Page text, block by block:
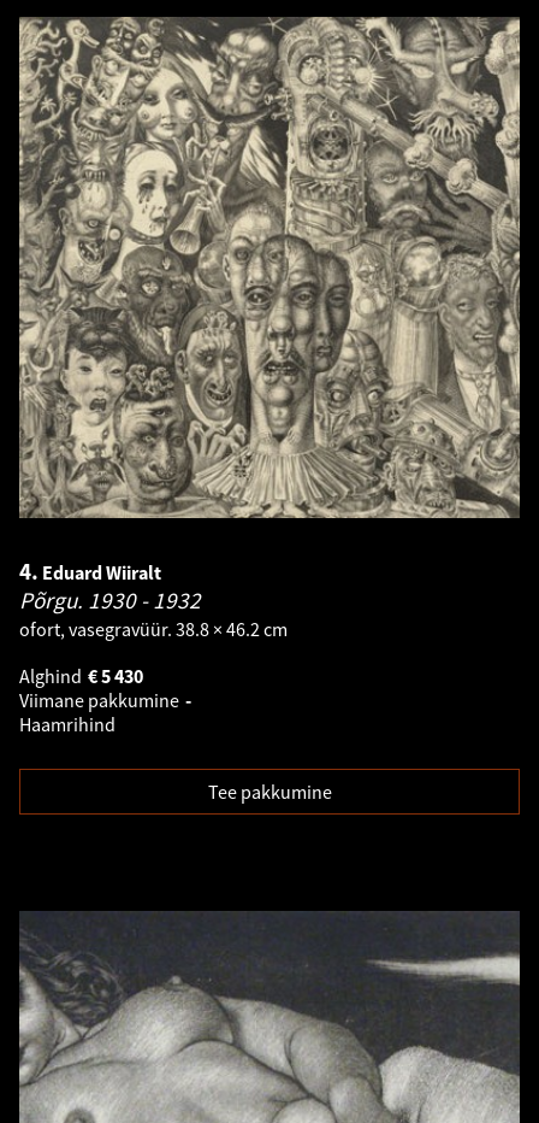
4. Eduard Wiiralt
Põrgu. 1930 - 1932
ofort, vasegravüür. 38.8 × 46.2 cm
Alghind
5 430
€
Viimane pakkumine -
Haamrihind
Tee pakkumine